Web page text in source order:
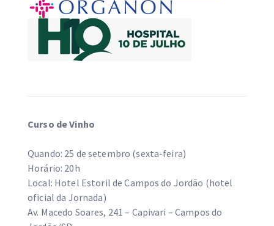
Curso de Vinho
Quando: 25 de setembro (sexta-feira)
Horário: 20h
Local: Hotel Estoril de Campos do Jordão (hotel
oficial da Jornada)
Av. Macedo Soares, 241 – Capivari – Campos do